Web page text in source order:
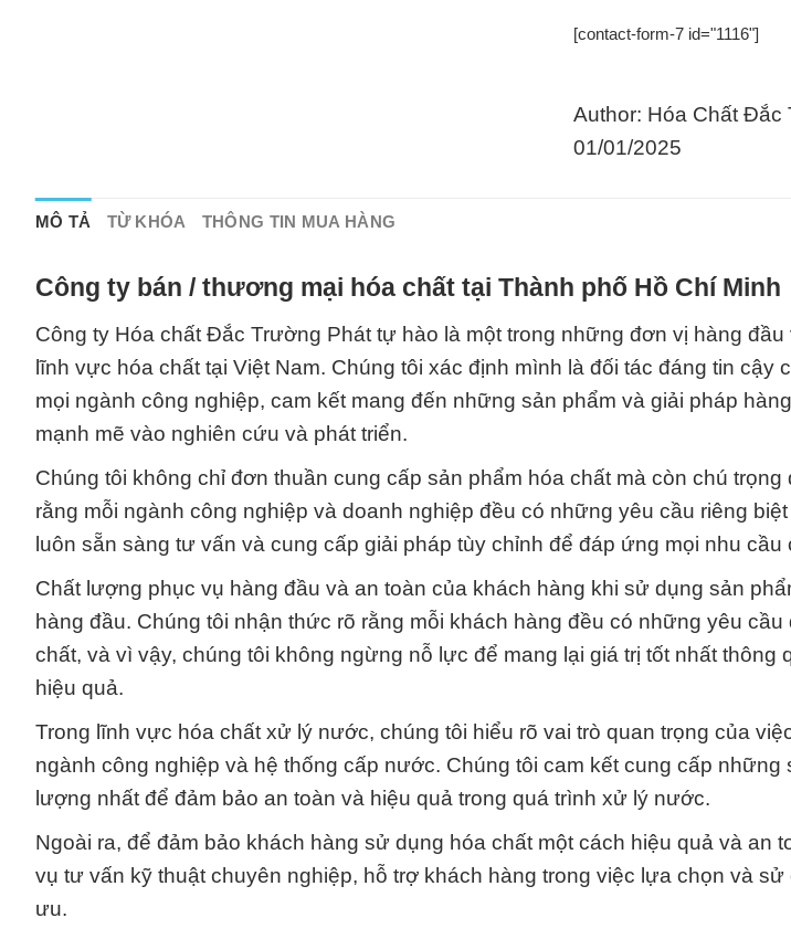
[contact-form-7 id="1116"]
Author: Hóa Chất Đắc
01/01/2025
MÔ TẢ TỪ KHÓA THÔNG TIN MUA HÀNG
Công ty bán / thương mại hóa chất tại Thành phố Hồ Chí Minh
Công ty Hóa chất Đắc Trường Phát tự hào là một trong những đơn vị hàng
lĩnh vực hóa chất tại Việt Nam. Chúng tôi xác định mình là đối tác đáng tin cậy
mọi ngành công nghiệp, cam kết mang đến những sản phẩm và giải pháp
mạnh mẽ vào nghiên cứu và phát triển.
Chúng tôi không chỉ đơn thuần cung cấp sản phẩm hóa chất mà còn chú
rằng mỗi ngành công nghiệp và doanh nghiệp đều có những yêu cầu riêng
luôn sẵn sàng tư vấn và cung cấp giải pháp tùy chỉnh để đáp ứng mọi nhu
Chất lượng phục vụ hàng đầu và an toàn của khách hàng khi sử dụng sản
hàng đầu. Chúng tôi nhận thức rõ rằng mỗi khách hàng đều có những yêu
chất, và vì vậy, chúng tôi không ngừng nỗ lực để mang lại giá trị tốt nhất thông
hiệu quả.
Trong lĩnh vực hóa chất xử lý nước, chúng tôi hiểu rõ vai trò quan trọng của
ngành công nghiệp và hệ thống cấp nước. Chúng tôi cam kết cung cấp những
lượng nhất để đảm bảo an toàn và hiệu quả trong quá trình xử lý nước.
Ngoài ra, để đảm bảo khách hàng sử dụng hóa chất một cách hiệu quả và an
vụ tư vấn kỹ thuật chuyên nghiệp, hỗ trợ khách hàng trong việc lựa chọn và
ưu.